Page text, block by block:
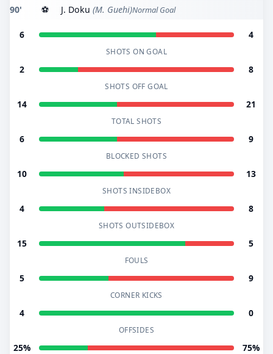
90' ⚽ J. Doku (M. Guehi)Normal Goal
6 4
SHOTS ON GOAL
2 8
SHOTS OFF GOAL
14 21
TOTAL SHOTS
6 9
BLOCKED SHOTS
10 13
SHOTS INSIDEBOX
4 8
SHOTS OUTSIDEBOX
15 5
FOULS
5 9
CORNER KICKS
4 0
OFFSIDES
25% 75%